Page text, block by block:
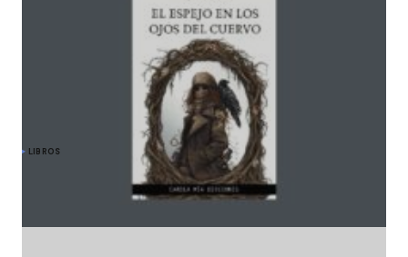
LIBROS
Alejandra Arévalo y «El espejo en los ojos del
cuervo»: travesía hacia lo esencial y lo